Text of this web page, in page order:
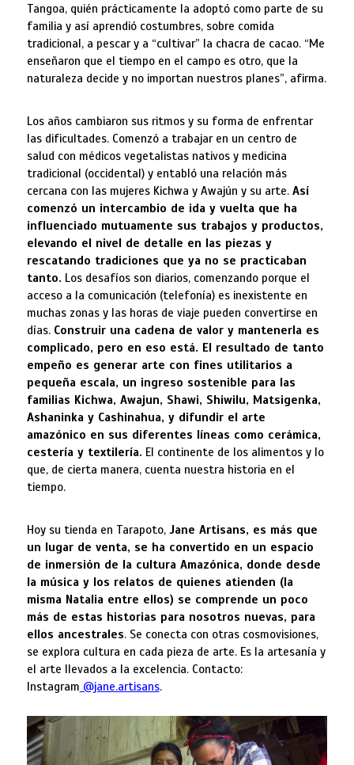
Tangoa, quién prácticamente la adoptó como parte de su
familia y así aprendió costumbres, sobre comida
tradicional, a pescar y a “cultivar” la chacra de cacao. “Me
enseñaron que el tiempo en el campo es otro, que la
naturaleza decide y no importan nuestros planes”, afirma.
Los años cambiaron sus ritmos y su forma de enfrentar
las dificultades. Comenzó a trabajar en un centro de
salud con médicos vegetalistas nativos y medicina
tradicional (occidental) y entabló una relación más
cercana con las mujeres Kichwa y Awajún y su arte. Así
comenzó un intercambio de ida y vuelta que ha
influenciado mutuamente sus trabajos y productos,
elevando el nivel de detalle en las piezas y
rescatando tradiciones que ya no se practicaban
tanto. Los desafíos son diarios, comenzando porque el
acceso a la comunicación (telefonía) es inexistente en
muchas zonas y las horas de viaje pueden convertirse en
días. Construir una cadena de valor y mantenerla es
complicado, pero en eso está. El resultado de tanto
empeño es generar arte con fines utilitarios a
pequeña escala, un ingreso sostenible para las
familias Kichwa, Awajun, Shawi, Shiwilu, Matsigenka,
Ashaninka y Cashinahua, y difundir el arte
amazónico en sus diferentes líneas como cerámica,
cestería y textilería. El continente de los alimentos y lo
que, de cierta manera, cuenta nuestra historia en el
tiempo.
Hoy su tienda en Tarapoto, Jane Artisans, es más que
un lugar de venta, se ha convertido en un espacio
de inmersión de la cultura Amazónica, donde desde
la música y los relatos de quienes atienden (la
misma Natalia entre ellos) se comprende un poco
más de estas historias para nosotros nuevas, para
ellos ancestrales. Se conecta con otras cosmovisiones,
se explora cultura en cada pieza de arte. Es la artesanía y
el arte llevados a la excelencia. Contacto:
Instagram @jane.artisans.